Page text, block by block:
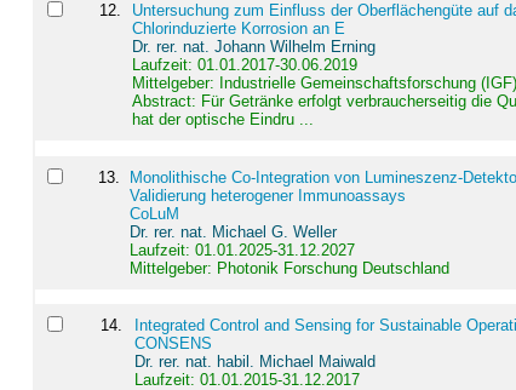
12.
Untersuchung zum Einfluss der Oberflächengüte auf
Chlorinduzierte Korrosion an E
Dr. rer. nat. Johann Wilhelm Erning
Laufzeit: 01.01.2017-30.06.2019
Mittelgeber: Industrielle Gemeinschaftsforschung (IGF)
Abstract: Für Getränke erfolgt verbraucherseitig die
hat der optische Eindru ...
13.
Monolithische Co-Integration von Lumineszenz-
Validierung heterogener Immunoassays
CoLuM
Dr. rer. nat. Michael G. Weller
Laufzeit: 01.01.2025-31.12.2027
Mittelgeber: Photonik Forschung Deutschland
14.
Integrated Control and Sensing for Sustainable
CONSENS
Dr. rer. nat. habil. Michael Maiwald
Laufzeit: 01.01.2015-31.12.2017